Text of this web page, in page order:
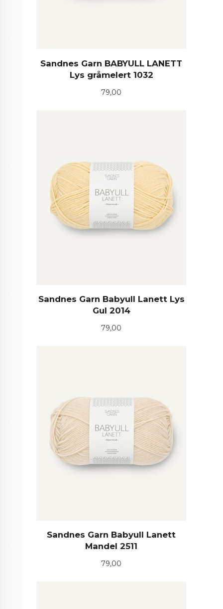
Sandnes Garn BABYULL LANETT
Lys gråmelert 1032
Pris
79,00
Sandnes Garn Babyull Lanett Lys
Gul 2014
Pris
79,00
Sandnes Garn Babyull Lanett
Mandel 2511
Pris
79,00